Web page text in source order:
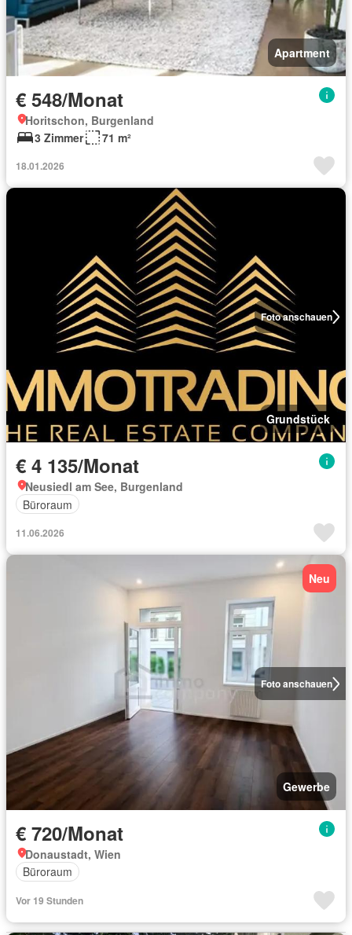
Apartment
€ 548/Monat
Horitschon, Burgenland
3 Zimmer
71 m²
18.01.2026
Foto anschauen
Grundstück
€ 4 135/Monat
Neusiedl am See, Burgenland
Büroraum
11.06.2026
Foto anschauen
Neu
Gewerbe
€ 720/Monat
Donaustadt, Wien
Büroraum
Vor 19 Stunden